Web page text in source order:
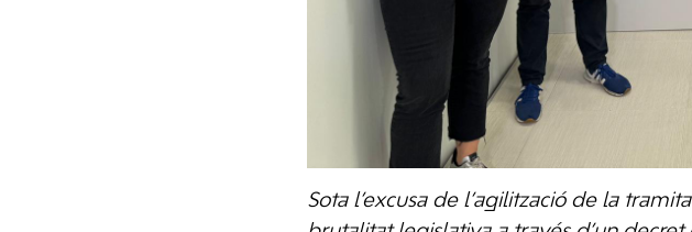
Sota l’excusa de l’agilització de la